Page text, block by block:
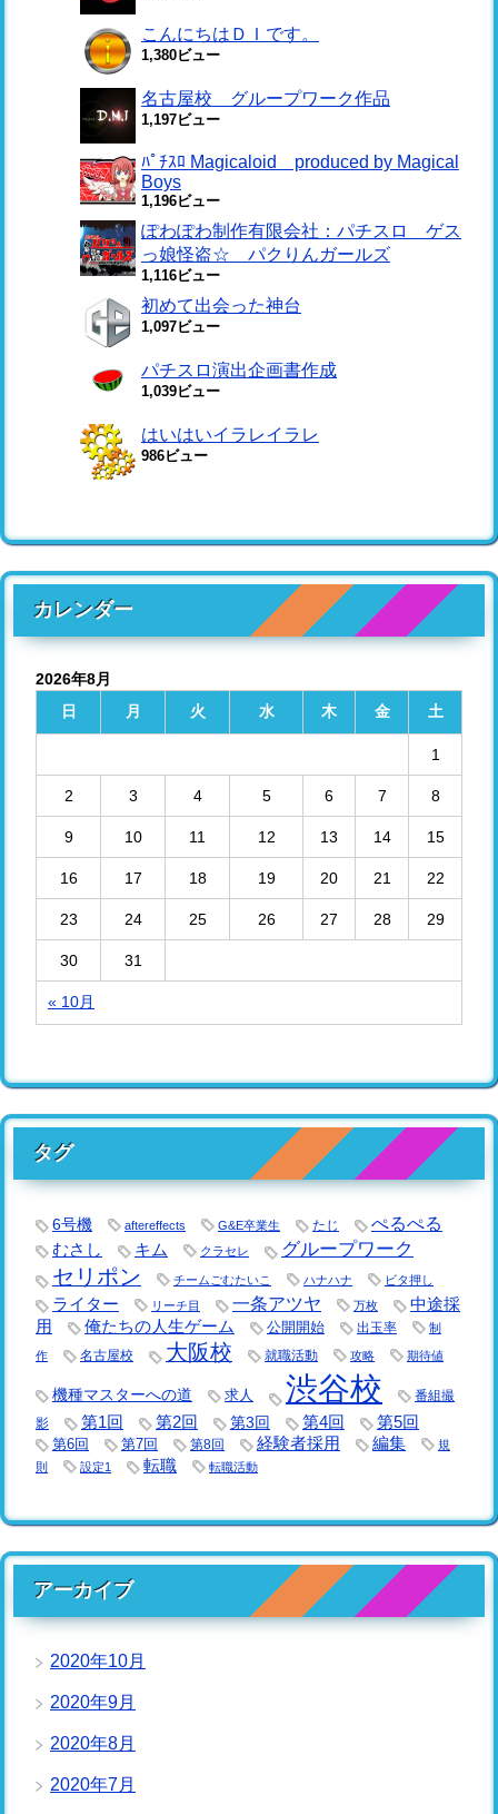
こんにちはＤＩです。
1,380ビュー
名古屋校 グループワーク作品
1,197ビュー
ﾊﾟﾁｽﾛ Magicaloid produced by Magical
Boys
1,196ビュー
ぽわぽわ制作有限会社：パチスロ ゲス
っ娘怪盗☆ パクりんガールズ
1,116ビュー
初めて出会った神台
1,097ビュー
パチスロ演出企画書作成
1,039ビュー
はいはいイラレイラレ
986ビュー
カレンダー
2026年8月
日
月 火 水 木 金 土
« 10月
1
2 3 4 5 6 7 8
9 10 11 12 13 14 15
16 17 18 19 20 21 22
23 24 25 26 27 28 29
30 31
タグ
6号機 aftereffects G&E卒業生 たじ ぺるぺる
むさし キム クラセレ グループワーク
セリポン チームごむたいこ ハナハナ ビタ押し
ライター リーチ目 一条アツヤ 万枚
中途採
用
俺たちの人生ゲーム 公開開始 出玉率 制
作 名古屋校 大阪校 就職活動 攻略 期待値
機種マスターへの道 求人 渋谷校
番組撮
影
第1回 第2回 第3回 第4回 第5回
第6回 第7回 第8回 経験者採用 編集
規
則
設定1 転職 転職活動
アーカイブ
2020年10月
2020年9月
2020年8月
2020年7月